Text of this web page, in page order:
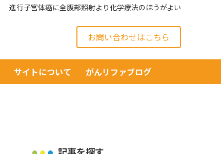
進行子宮体癌に全腹部照射より化学療法のほうがよい
お問い合わせはこちら
サイトについて がんリファブログ